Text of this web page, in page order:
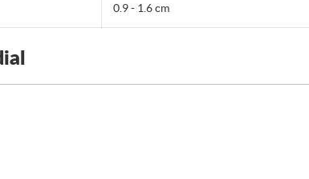
0.9 - 1.6 cm